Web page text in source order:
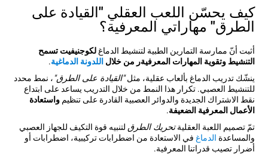
كيف يحسّن اللعب العقلي "القيادة على
الطرق" مهاراتي المعرفية؟
أثبت أنّ ممارسة التمارين الطبية لتنشيط الدماغلكوجنيفيت تسمح
التنشيط وتقوية المهارات المعرفيةر من خلالاللدونة الدماغية.
ينشّك تدريب الدماغ بألعاب عقلية، مثل"القيادة على الطرق" ، نمط محدد
للتنشيط العصبي. تكرار هذا النمط من خلال التدريب يساعد على ابتداع
نقط الاشتراك الجديدة والدوائر العصبية القادرة على تنظيمواستعادة
الأعمال المعرفية الضعيفة.
تمّ تصميم اللعبة العقليةتحريك الطرق لتنبيه قوة التكيف للجهاز العصبي
والمساعدة الدماغ في الاستعادة من اضطرابات تركيبية، اضطرابات أو
أضرار تصيب قدراتنا المعرفية.